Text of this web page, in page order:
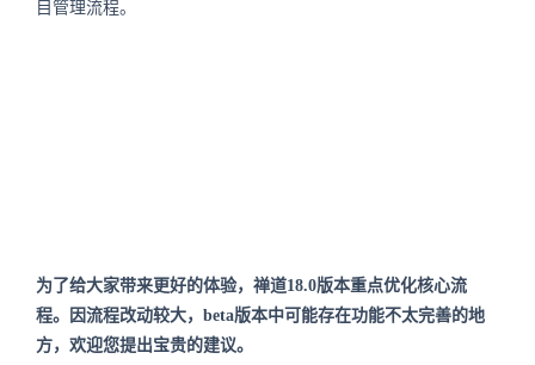
目管理流程。
为了给大家带来更好的体验，禅道18.0版本重点优化核心流
程。因流程改动较大，beta版本中可能存在功能不太完善的地
方，欢迎您提出宝贵的建议。